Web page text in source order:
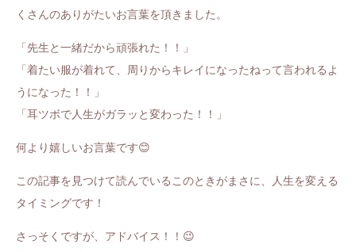
くさんのありがたいお言葉を頂きました。
「先生と一緒だから頑張れた！！」
「着たい服が着れて、周りからキレイになったねって言われるよ
うになった！！」
「耳ツボで人生がガラッと変わった！！」
何より嬉しいお言葉です😊
この記事を見つけて読んでいるこのときがまさに、人生を変える
タイミングです！
さっそくですが、アドバイス！！😉